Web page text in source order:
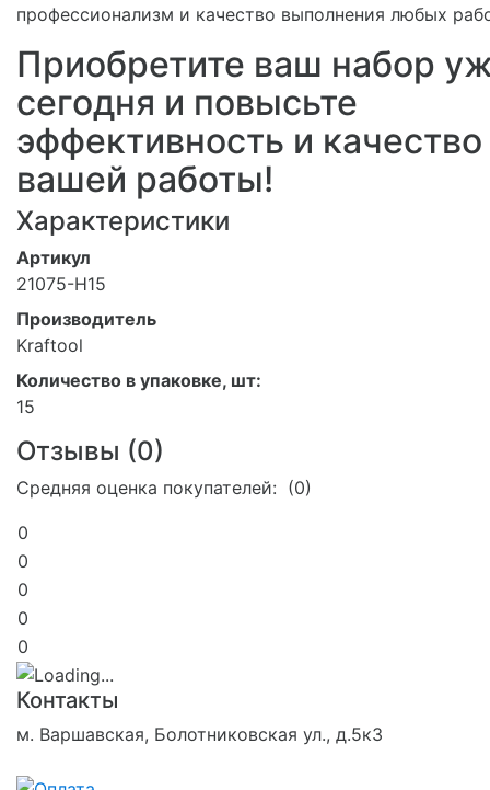
профессионализм и качество выполнения любых
Приобретите ваш набор
сегодня и повысьте
эффективность и качество
вашей работы!
Характеристики
Артикул
21075-H15
Производитель
Kraftool
Количество в упаковке, шт:
15
Отзывы (0)
Средняя оценка покупателей: (0)
0
0
0
0
0
Контакты
м. Варшавская, Болотниковская ул., д.5к3